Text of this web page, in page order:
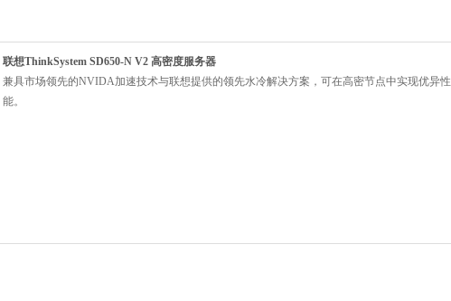
联想ThinkSystem SD650-N V2 高密度服务器
兼具市场领先的NVIDA加速技术与联想提供的领先水冷解决方案，可在高密节点中实现优异性
能。